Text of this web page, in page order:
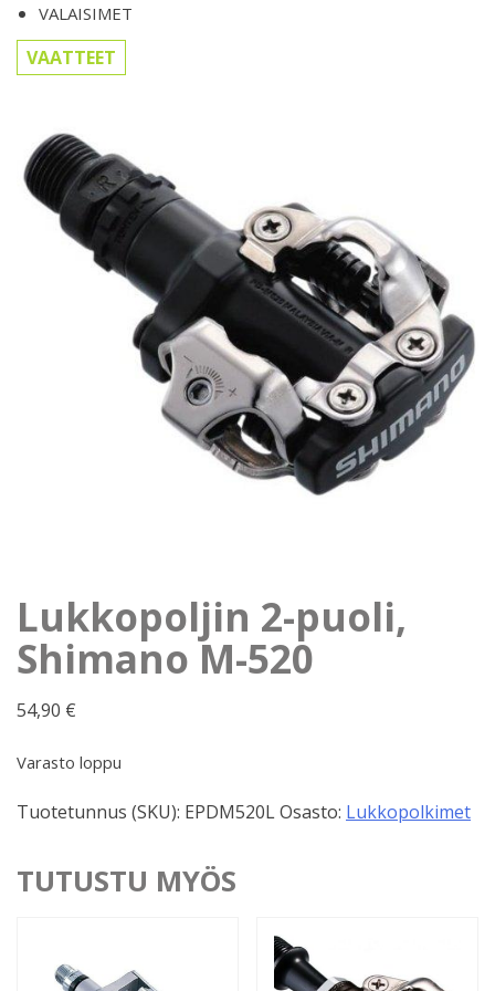
VALAISIMET
VAATTEET
Lukkopoljin 2-puoli,
Shimano M-520
54,90 €
Varasto loppu
Tuotetunnus (SKU): EPDM520LOsasto: Lukkopolkimet
TUTUSTU MYÖS